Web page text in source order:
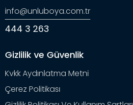
info@unluboya.com.tr
444 3 263
Gizlilik ve Güvenlik
Kvkk Aydınlatma Metni
Çerez Politikası